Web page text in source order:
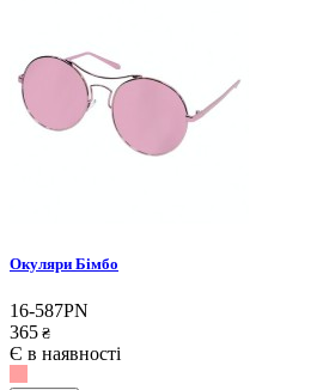
Окуляри Бімбо
16-587PN
365 ₴
Є в наявності